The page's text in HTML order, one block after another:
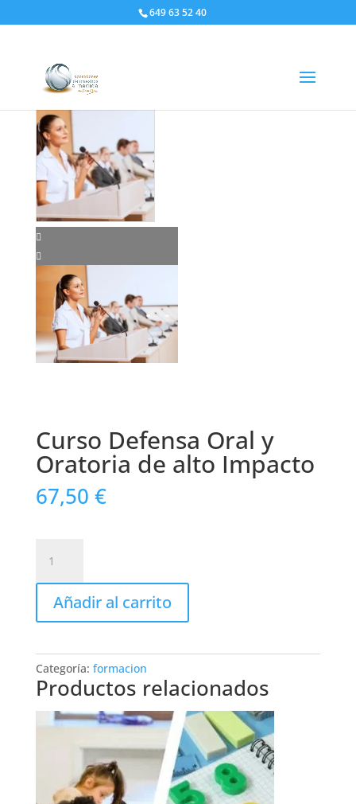
649 63 52 40
alto Impacto
Curso Defensa Oral y
Oratoria de alto Impacto
67,50 €
Defensa
Oral
Oratoria
alto
Impacto
cantidad
Añadir al carrito
Categoría: formacion
Productos relacionados